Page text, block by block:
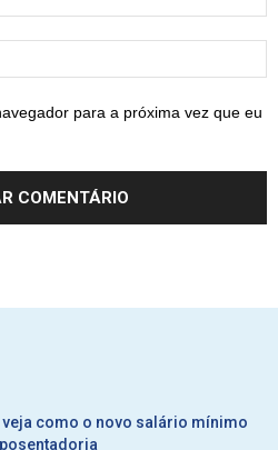
para a próxima vez que eu
veja como o novo salário mínimo